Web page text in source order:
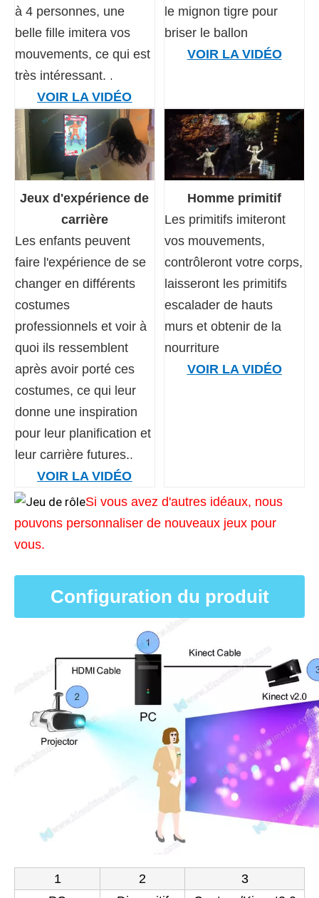
à 4 personnes, une
belle fille imitera vos
mouvements, ce qui est
très intéressant. .
VOIR LA VIDÉO
le mignon tigre pour
briser le ballon
VOIR LA VIDÉO
Jeux d'expérience de
carrière
Les enfants peuvent
faire l'expérience de se
changer en différents
costumes
professionnels et voir à
quoi ils ressemblent
après avoir porté ces
costumes, ce qui leur
donne une inspiration
pour leur planification et
leur carrière futures..
VOIR LA VIDÉO
Homme primitif
Les primitifs imiteront
vos mouvements,
contrôleront votre corps,
laisseront les primitifs
escalader de hauts
murs et obtenir de la
nourriture
VOIR LA VIDÉO
Si vous avez d'autres idéaux, nous
pouvons personnaliser de nouveaux jeux pour
vous.
Configuration du produit
1 2
3